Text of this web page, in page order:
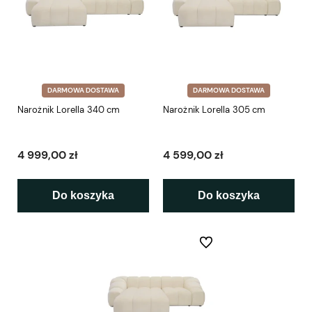
DARMOWA DOSTAWA
Narożnik Lorella 340 cm
4 999,00 zł
Do koszyka
DARMOWA DOSTAWA
Narożnik Lorella 305 cm
4 599,00 zł
Do koszyka
Do ulubionych